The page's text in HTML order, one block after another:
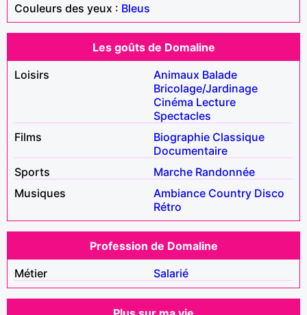
Couleurs des yeux : Bleus
Les goûts de Domaline
Loisirs
Animaux Balade
Bricolage/Jardinage
Cinéma Lecture
Spectacles
Films
Biographie Classique
Documentaire
Sports
Marche Randonnée
Musiques
Ambiance Country Disco
Rétro
Profession de Domaline
Métier
Salarié